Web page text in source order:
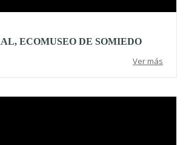
ECOMUSEO DE SOMIEDO
Ver más